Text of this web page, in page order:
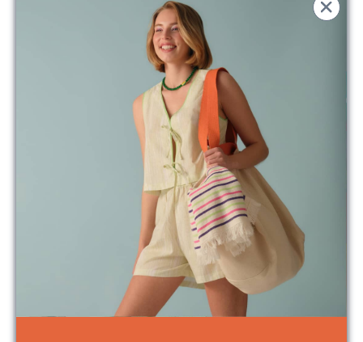
Bu modelde hangi detaylar var:
Model ölçülerini, ürüne özel beden tablosunu ve yıkama talimatlarını
* Kumaşlarımızın oldukça ince olduğunu bu nedenle özellikle açık
renklerde içinizi gösterebileceğini belirtmek isteriz.
** İade ve değişim işlemlerinde kargo ücreti müşterilerimiz
Boy 1.75 / Gögüs 81cm / Bel 63cm / Basen 90cm /
Yıkama talimatına uyulması halinde bozulmadan daha uzun süreli
Aldığınız ürünü kullanmadan önce mutlaka yıkayın. Unutmayın ki
üretim esnasında birçok makine ve elden geçiyor
30 °C de yıkayın.